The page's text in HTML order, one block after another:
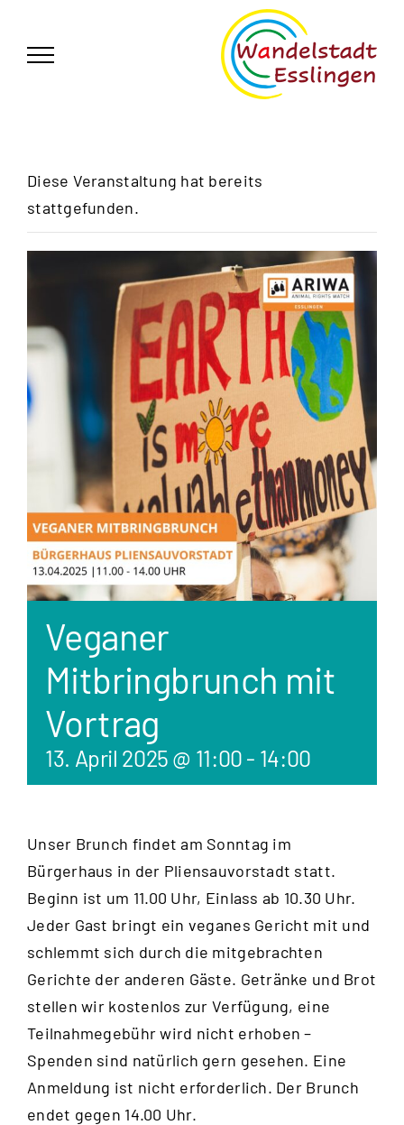
springen
Diese Veranstaltung hat bereits
stattgefunden.
Veganer
Mitbringbrunch mit
Vortrag
13. April 2025 @ 11:00 - 14:00
Unser Brunch findet am Sonntag im
Bürgerhaus in der Pliensauvorstadt statt.
Beginn ist um 11.00 Uhr, Einlass ab 10.30 Uhr.
Jeder Gast bringt ein veganes Gericht mit und
schlemmt sich durch die mitgebrachten
Gerichte der anderen Gäste. Getränke und Brot
stellen wir kostenlos zur Verfügung, eine
Teilnahmegebühr wird nicht erhoben –
Spenden sind natürlich gern gesehen. Eine
Anmeldung ist nicht erforderlich. Der Brunch
endet gegen 14.00 Uhr.